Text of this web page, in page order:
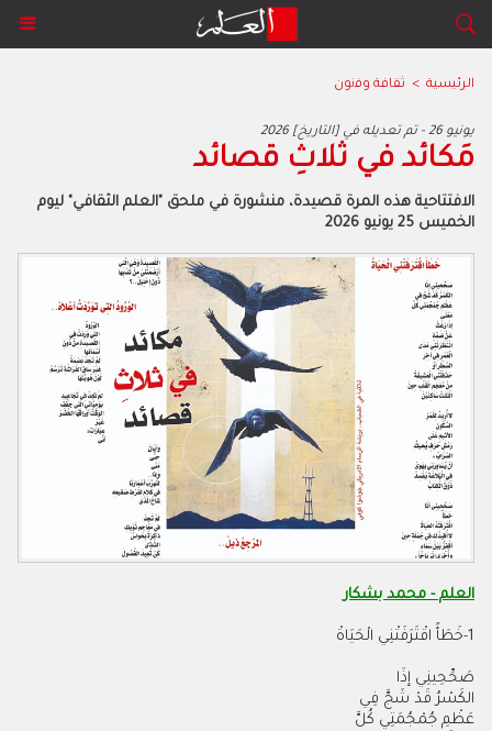
الرئيسية > ﺛﻘﺎﻓﺔ وﻓﻧون
2026 يونيو 26 - تم تعديله في [التاريخ]
مَكائد في ثلاثِ قصائد
الافتتاحية هذه المرة قصيدة، منشورة في ملحق "العلم الثقافي" ليوم
الخميس 25 يونيو 2026
العلم - محمد بشكار
1- خَطَأً اقْتَرَفَتْنِي الْحَيَاةْ
صَحِّحِينِي إذَا
الكَسْرُ قَدْ شَجَّ فِي
عَظْمِ جُمْجُمَتِي كُلَّ